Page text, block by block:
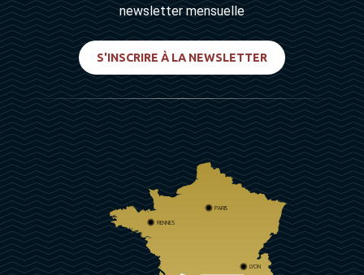
newsletter mensuelle
S'INSCRIRE À LA NEWSLETTER
PARIS
RENNES
LYON